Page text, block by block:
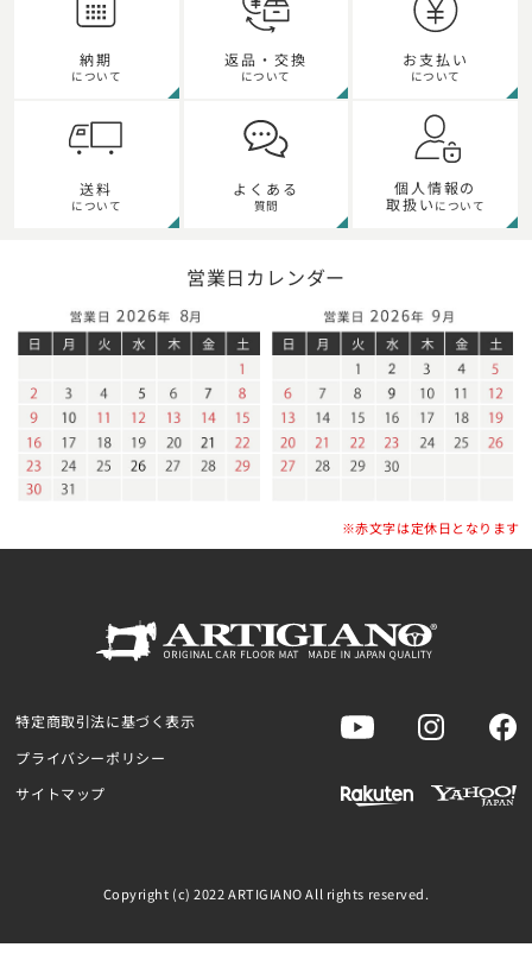
納期
について
返品・交換
について
お支払い
について
送料
について
よくある
質問
個人情報の
取扱い について
営業日カレンダー
※赤文字は定休日となります
特定商取引法に基づく表示
プライバシーポリシー
サイトマップ
Copyright (c) 2022 ARTIGIANO All rights reserved.